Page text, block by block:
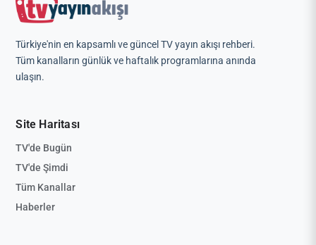
Türkiye'nin en kapsamlı ve güncel TV yayın akışı rehberi.
Tüm kanalların günlük ve haftalık programlarına anında
ulaşın.
Site Haritası
TV'de Bugün
TV'de Şimdi
Tüm Kanallar
Haberler